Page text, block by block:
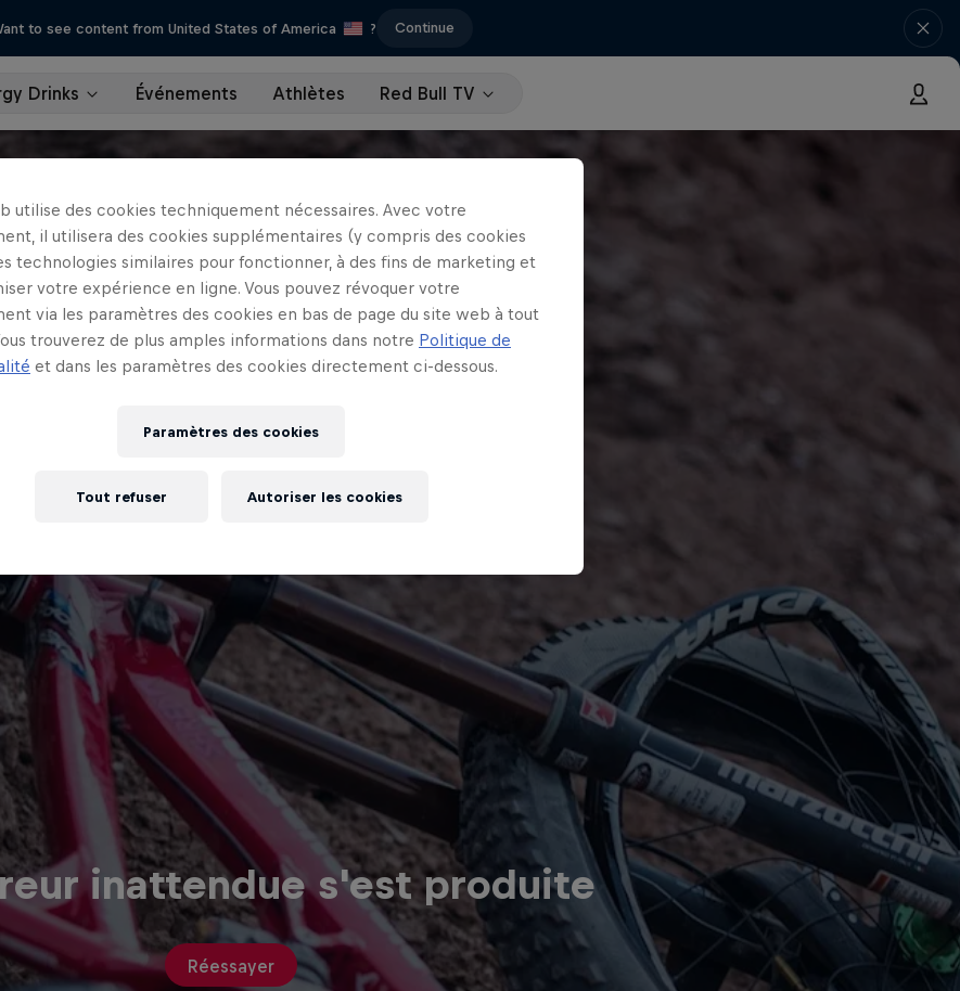
to see content from United States of America ? Continue
Drinks Événements Athlètes Red Bull TV
inattendue s'est produite
Réessayer
utilise des cookies techniquement nécessaires. Avec votre
il utilisera des cookies supplémentaires (y compris des cookies
technologies similaires pour fonctionner, à des fins de marketing et
votre expérience en ligne. Vous pouvez révoquer votre
via les paramètres des cookies en bas de page du site web à tout
trouverez de plus amples informations dans notre Politique de
et dans les paramètres des cookies directement ci-dessous.
Paramètres des cookies
Tout refuser Autoriser les cookies